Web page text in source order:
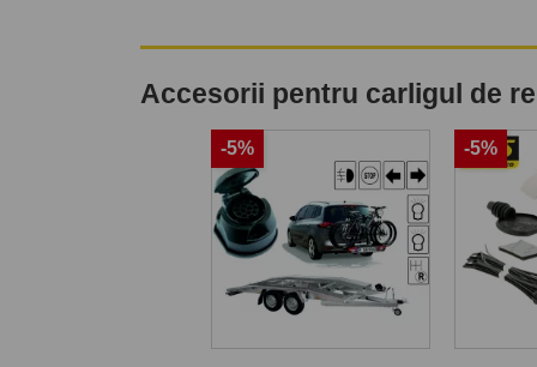
Accesorii pentru carligul de
-5% -5%